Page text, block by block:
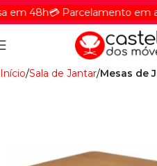
48h💳 Parcelamento em até
Início Sala de Jantar Mesas de